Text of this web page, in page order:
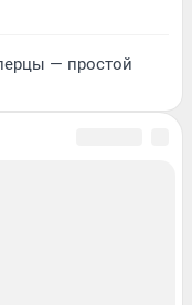
— простой